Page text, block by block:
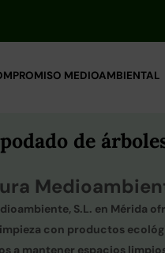
MEDIOAMBIENTAL
de
S.L. en Mérida
con productos
a mantener espacios